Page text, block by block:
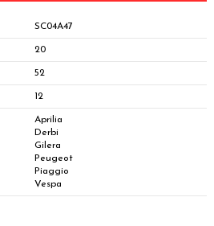
SC04A47
20
52
12
Aprilia
Derbi
Gilera
Peugeot
Piaggio
Vespa